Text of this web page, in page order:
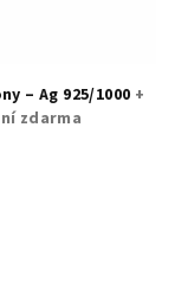
– Ag 925/1000 +
zdarma